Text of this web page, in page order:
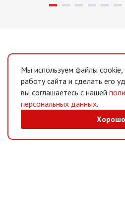
Мы используем файлы cookie,
работу сайта и сделать его
вы соглашаетесь с нашей
персональных данных.
Хорошо